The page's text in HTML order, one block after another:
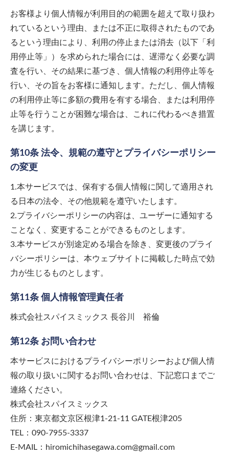
お客様より個人情報が利用目的の範囲を超えて取り扱わ
れているという理由、または不正に取得されたものであ
るという理由により、利用の停止または消去（以下「利
用停止等」）を求められた場合には、遅滞なく必要な調
査を行い、その結果に基づき、個人情報の利用停止等を
行い、その旨をお客様に通知します。ただし、個人情報
の利用停止等に多額の費用を有する場合、または利用停
止等を行うことが困難な場合は、これに代わるべき措置
を講じます。
第10条 法令、規範の遵守とプライバシーポリシー
の変更
1.本サービスでは、保有する個人情報に関して適用され
る日本の法令、その他規範を遵守いたします。
2.プライバシーポリシーの内容は、ユーザーに通知する
ことなく、変更することができるものとします。
3.本サービスが別途定める場合を除き、変更後のプライ
バシーポリシーは、本ウェブサイトに掲載した時点で効
力が生じるものとします。
第11条 個人情報管理責任者
株式会社スパイスミックス 長谷川 裕倫
第12条 お問い合わせ
本サービスにおけるプライバシーポリシーおよび個人情
報の取り扱いに関するお問い合わせは、下記窓口までご
連絡ください。
株式会社スパイスミックス
住所：東京都文京区根津1-21-11 GATE根津205
TEL：090-7955-3337
E-MAIL：hiromichihasegawa.com@gmail.com